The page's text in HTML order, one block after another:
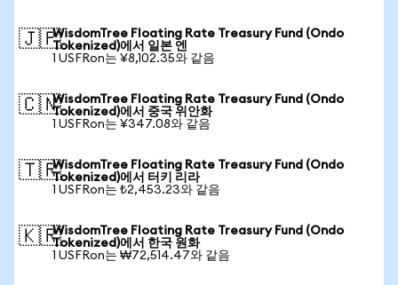
🇯🇵WisdomTree Floating Rate Treasury Fund (Ondo
Tokenized)에서 일본 엔
1 USFRon는 ¥8,102.35와 같음
🇨🇳WisdomTree Floating Rate Treasury Fund (Ondo
Tokenized)에서 중국 위안화
1 USFRon는 ¥347.08와 같음
🇹🇷WisdomTree Floating Rate Treasury Fund (Ondo
Tokenized)에서 터키 리라
1 USFRon는 ₺2,453.23와 같음
🇰🇷WisdomTree Floating Rate Treasury Fund (Ondo
Tokenized)에서 한국 원화
1 USFRon는 ₩72,514.47와 같음